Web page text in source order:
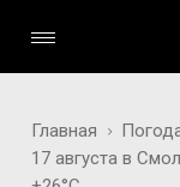
Главная
17 августа в